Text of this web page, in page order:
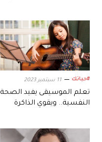
#حياتك 11 سبتمبر 2023
تعلم الموسيقى يفيد الصحة
النفسية.. ويقوي الذاكرة